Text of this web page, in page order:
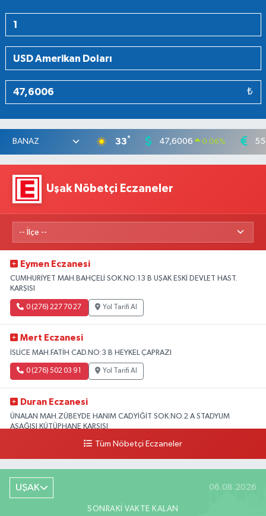
₺
33° 47,6006 0.06%
Uşak Nöbetçi Eczaneler
Eymen Eczanesi
CUMHURİYET MAH.BAHÇELİ SOK.NO:13 B UŞAK ESKİ DEVLET HAST.
KARŞISI
0 (276) 227 70 27 Yol Tarifi Al
Mert Eczanesi
İSLİCE MAH.FATİH CAD.NO:3 B HEYKEL ÇAPRAZI
0 (276) 502 03 91 Yol Tarifi Al
Duran Eczanesi
ÜNALAN MAH.ZÜBEYDE HANIM CAD.YİĞİT SOK.NO.2 A STADYUM
AŞAĞISI KÜTÜPHANE KARŞISI
Yol Tarifi Al
Tüm Nöbetçi Eczaneler
UŞAK 06.08.2026
SONRAKI VAKTE KALAN